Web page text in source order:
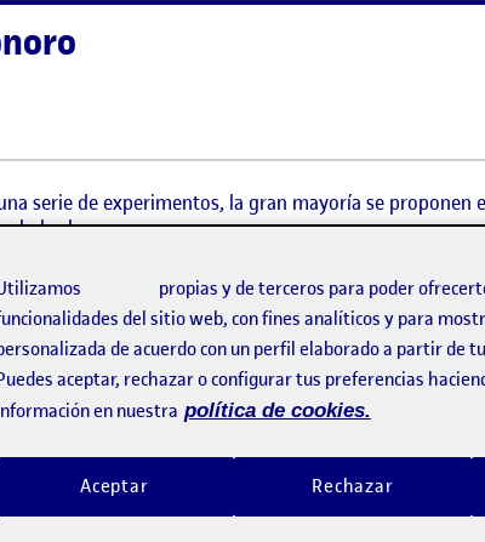
Objeto Sonoro
serie de experimentos, la gran mayoría se
las hago yo.
no voy a entregar formatos de vídeo sino de audio.
decidido subirlo en vídeo mejor e ir haciendo el
Espero que os gusten:
propias y de terceros para poder
del sitio web, con fines analíticos y para
de acuerdo con un perfil elaborado a partir de
aceptar, rechazar o configurar tus preferencias
en nuestra política de cookies.
Rechazar
Aceptar